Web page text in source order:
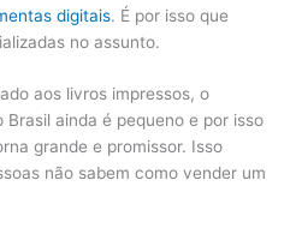
digitais. É por isso que
no assunto.
aos livros impressos, o
ainda é pequeno e por isso
grande e promissor. Isso
não sabem como vender um